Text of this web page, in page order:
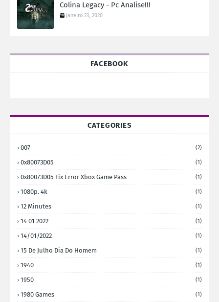
Colina Legacy - Pc Analise!!!
janeiro 23, 2020
FACEBOOK
CATEGORIES
007 (2)
0x80073D05 (1)
0x80073D05 Fix Error Xbox Game Pass (1)
1080p. 4k (1)
12 Minutes (1)
14 01 2022 (1)
14/01/2022 (1)
15 De Julho Dia Do Homem (1)
1940 (1)
1950 (1)
1980 Games (1)